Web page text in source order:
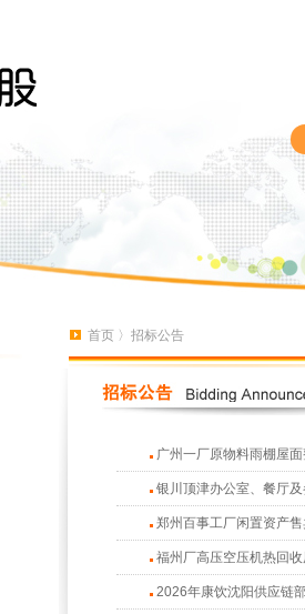
首页 〉招标公告
广州一厂原物料雨棚屋
银川顶津办公室、餐厅
郑州百事工厂闲置资产
福州厂高压空压机热回
2026年康饮沈阳供应链